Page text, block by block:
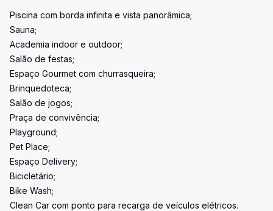
Piscina com borda infinita e vista panorâmica;
Sauna;
Academia indoor e outdoor;
Salão de festas;
Espaço Gourmet com churrasqueira;
Brinquedoteca;
Salão de jogos;
Praça de convivência;
Playground;
Pet Place;
Espaço Delivery;
Bicicletário;
Bike Wash;
Clean Car com ponto para recarga de veículos elétricos.